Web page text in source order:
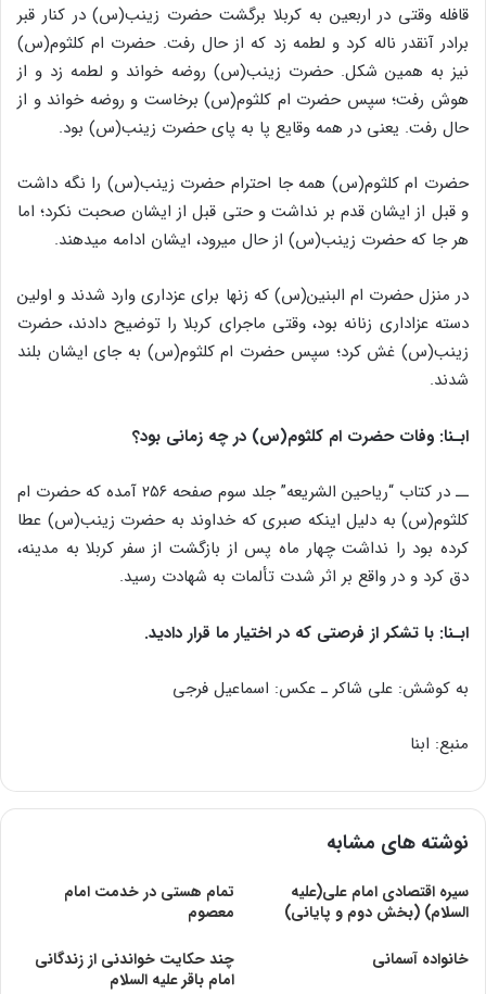
قافله وقتی در اربعین به کربلا بر‏گشت حضرت زینب(س) در کنار قبر
برادر آنقدر ناله ‎کرد و لطمه زد که از حال رفت. حضرت ام کلثوم(س)
نیز به همین شکل. حضرت زینب(س) روضه ‎خواند و لطمه ‎زد و از
هوش ‎رفت؛ سپس حضرت ام کلثوم(س) بر‎خاست و روضه ‎خواند و از
حال ‎رفت. یعنی در همه وقایع پا به پای حضرت زینب(س) بود.
حضرت ام کلثوم(س) همه جا احترام حضرت زینب(س) را نگه داشت
و قبل از ایشان قدم بر نداشت و حتی قبل از ایشان صحبت نکرد؛ اما
هر جا که حضرت زینب(س) از حال می‎رود، ایشان ادامه می‎دهند.
در منزل حضرت ام البنین(س) که زن‎ها برای عزداری وارد شدند و اولین
دسته عزاداری زنانه بود، وقتی ماجرای کربلا را توضیح دادند، حضرت
زینب(س) غش کرد؛ سپس حضرت ام کلثوم(س) به جای ایشان بلند
شدند.
ابـنا: وفات حضرت ام کلثوم(س) در چه زمانی بود؟
ــ در کتاب “ریاحین الشریعه” جلد سوم صفحه ۲۵۶ آمده که حضرت ام
کلثوم(س) به دلیل اینکه صبری که خداوند به حضرت زینب(س) عطا
کرده بود را نداشت چهار ماه پس از بازگشت از سفر کربلا به مدینه،
دق کرد و در واقع بر اثر شدت تألمات به شهادت رسید.
ابـنا: با تشکر از فرصتی که در اختیار ما قرار دادید.
به کوشش: علی شاکر ـ عکس: اسماعیل فرجی
منبع: ابنا
نوشته های مشابه
سیره اقتصادی امام علی(علیه
السلام) (بخش دوم و پایانی)
تمام هستی در خدمت امام
معصوم
خانواده آسمانی
چند حکایت خواندنی از زندگانی
امام باقر علیه السلام